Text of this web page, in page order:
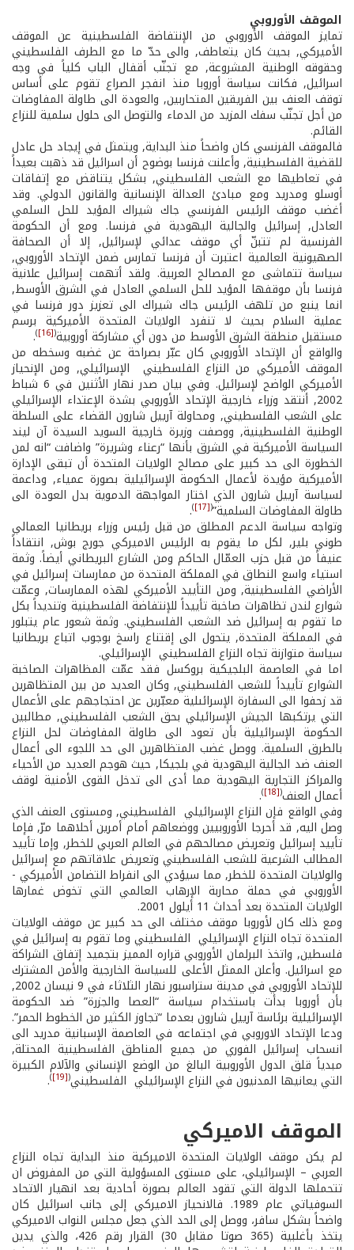
الموقف الأوروبي
تمايز الموقف الأوروبي من الإنتفاضة الفلسطينية عن الموقف
الأميركي, بحيث كان يتعاطف, والى حدّ ما مع الطرف الفلسطيني
وحقوقه الوطنية المشروعة, مع تجنّب أقفال الباب كلياً في وجه
اسرائيل, فكانت سياسة أوروبا منذ انفجر الصراع تقوم على أساس
توقف العنف بين الفريقين المتحاربين, والعودة الى طاولة المفاوضات
من أجل تجنّب سفك المزيد من الدماء والتوصل الى حلول سلمية للنزاع
القائم.
فالموقف الفرنسي كان واضحاً منذ البداية, ويتمثل في إيجاد حل عادل
للقضية الفلسطينية, وأعلنت فرنسا بوضوح أن اسرائيل قد ذهبت بعيداً
في تعاطيها مع الشعب الفلسطيني, بشكل يتناقض مع إتفاقات
أوسلو ومدريد ومع مبادئ العدالة الإنسانية والقانون الدولي. وقد
أغضب موقف الرئيس الفرنسي جاك شيراك المؤيد للحل السلمي
العادل, إسرائيل والجالية اليهودية في فرنسا. ومع أن الحكومة
الفرنسية لم تتبنّ أي موقف عدائي لإسرائيل, إلا أن الصحافة
الصهيونية العالمية اعتبرت أن فرنسا تمارس ضمن الإتحاد الأوروبي,
سياسة تتماشى مع المصالح العربية. ولقد أتهمت إسرائيل علانية
فرنسا بأن موقفها المؤيد للحل السلمي العادل في الشرق الأوسط,
انما ينبع من تلهف الرئيس جاك شيراك الى تعزيز دور فرنسا في
عملية السلام بحيث لا تنفرد الولايات المتحدة الأميركية برسم
مستقبل منطقة الشرق الأوسط من دون أي مشاركة أوروبية(
[16]
)
.
والواقع أن الإتحاد الأوروبي كان عبّر بصراحة عن غضبه وسخطه من
الموقف الأميركي من النزاع الفلسطيني ­ الإسرائيلي, ومن الإنحياز
الأميركي الواضح لإسرائيل. وفي بيان صدر نهار الأثنين في 6 شباط
2002, أنتقد وزراء خارجية الإتحاد الأوروبي بشدة الإعتداء الإسرائيلي
على الشعب الفلسطيني, ومحاولة آرييل شارون القضاء على السلطة
الوطنية الفلسطينية, ووصفت وزيرة خارجية السويد السيدة آن ليند
السياسة الأميركية في الشرق بأنها “رعناء وشريرة” واضافت “انه لمن
الخطورة الى حد كبير على مصالح الولايات المتحدة أن تبقى الإدارة
الأميركية مؤيدة لأعمال الحكومة الإسرائيلية بصورة عمياء, وداعمة
لسياسة آرييل شارون الذي اختار المواجهة الدموية بدل العودة الى
طاولة المفاوضات السلمية”(
[17]
)
.
وتواجه سياسة الدعم المطلق من قبل رئيس وزراء بريطانيا العمالي
طوني بلير, لكل ما يقوم به الرئيس الاميركي جورج بوش, انتقاداً
عنيفاً من قبل حزب العمّال الحاكم ومن الشارع البريطاني أيضاً. وثمة
استياء واسع النطاق في المملكة المتحدة من ممارسات إسرائيل في
الأراضي الفلسطينية, ومن التأييد الأميركي لهذه الممارسات, وعمّت
شوارع لندن تظاهرات صاخبة تأييداً للإنتفاضة الفلسطينية وتنديداً بكل
ما تقوم به إسرائيل ضد الشعب الفلسطيني. وثمة شعور عام يتبلور
في المملكة المتحدة, يتحول الى إقتناع راسخ بوجوب اتباع بريطانيا
سياسة متوازنة تجاه النزاع الفلسطيني ­ الإسرائيلي.
اما في العاصمة البلجيكية بروكسل فقد عمّت المظاهرات الصاخبة
الشوارع تأييداً للشعب الفلسطيني, وكان العديد من بين المتظاهرين
قد زحفوا الى السفارة الإسرائىلية معبّرين عن احتجاجهم على الأعمال
التي يرتكبها الجيش الإسرائيلي بحق الشعب الفلسطيني, مطالبين
الحكومة الإسرائيلية بأن تعود الى طاولة المفاوضات لحل النزاع
بالطرق السلمية. ووصل غضب المتظاهرين الى حد اللجوء الى أعمال
العنف ضد الجالية اليهودية في بلجيكا, حيث هوجم العديد من الأحياء
والمراكز التجارية اليهودية مما أدى الى تدخل القوى الأمنية لوقف
أعمال العنف(
[18]
)
.
وفي الواقع فإن النزاع الإسرائيلي ­ الفلسطيني, ومستوى العنف الذي
وصل اليه, قد أحرجا الأوروبيين ووضعاهم أمام أمرين أحلاهما مرّ, فإما
تأييد إسرائيل وتعريض مصالحهم في العالم العربي للخطر, وإما تأييد
المطالب الشرعية للشعب الفلسطيني وتعريض علاقاتهم مع إسرائيل
والولايات المتحدة للخطر, مما سيؤدي الى انفراط التضامن الأميركي ­
الأوروبي في حملة محاربة الإرهاب العالمي التي تخوض غمارها
الولايات المتحدة بعد أحداث 11 أيلول 2001.
ومع ذلك كان لأوروبا موقف مختلف الى حد كبير عن موقف الولايات
المتحدة تجاه النزاع الإسرائيلي ­ الفلسطيني وما تقوم به إسرائيل في
فلسطين, واتخذ البرلمان الأوروبي قراره المميز بتجميد إتفاق الشراكة
مع اسرائيل. وأعلن الممثل الأعلى للسياسة الخارجية والأمن المشترك
للإتحاد الأوروبي في مدينة ستراسبور نهار الثلاثاء في 9 نيسان 2002,
بأن أوروبا بدأت باستخدام سياسة “العصا والجزرة” ضد الحكومة
الإسرائيلية برئاسة آرييل شارون بعدما “تجاوز الكثير من الخطوط الحمر”.
ودعا الإتحاد الاوروبي في اجتماعه في العاصمة الإسبانية مدريد الى
انسحاب إسرائيل الفوري من جميع المناطق الفلسطينية المحتلة,
مبدياً قلق الدول الأوروبية البالغ من الوضع الإنساني والآلام الكبيرة
التي يعانيها المدنيون في النزاع الإسرائيلي ­ الفلسطيني(
[19]
)
.
الموقف الاميركي
لم يكن موقف الولايات المتحدة الاميركية منذ البداية تجاه النزاع
العربي – الإسرائيلي، على مستوى المسؤولية التي من المفروض ان
تتحملها الدولة التي تقود العالم بصورة أحادية بعد انهيار الاتحاد
السوفياتي عام 1989. فالانحياز الاميركي إلى جانب اسرائيل كان
واضحاً بشكل سافر، ووصل إلى الحد الذي جعل مجلس النواب الاميركي
يتخذ بأغلبية (365 صوتا مقابل 30) القرار رقم 426، والذي يدين